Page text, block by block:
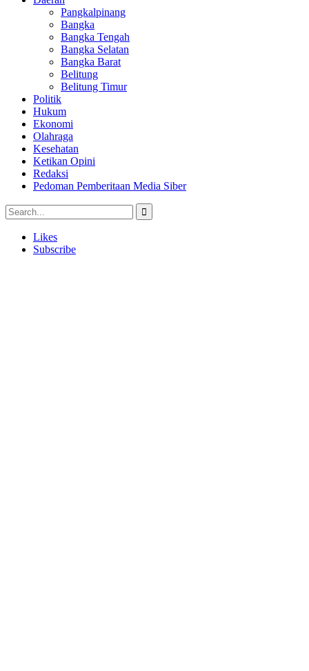
Pangkalpinang
Bangka
Bangka Tengah
Bangka Selatan
Bangka Barat
Belitung
Belitung Timur
Politik
Hukum
Ekonomi
Olahraga
Kesehatan
Ketikan Opini
Redaksi
Pedoman Pemberitaan Media Siber
Likes
Subscribe